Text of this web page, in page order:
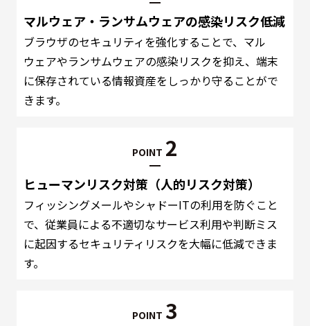
マルウェア・ランサムウェアの感染リスク低減
ブラウザのセキュリティを強化することで、マル
ウェアやランサムウェアの感染リスクを抑え、端末
に保存されている情報資産をしっかり守ることがで
きます。
POINT 2
ヒューマンリスク対策（人的リスク対策）
フィッシングメールやシャドーITの利用を防ぐこと
で、従業員による不適切なサービス利用や判断ミス
に起因するセキュリティリスクを大幅に低減できま
す。
POINT 3